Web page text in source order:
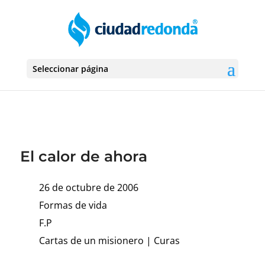
Seleccionar página
El calor de ahora
26 de octubre de 2006
Formas de vida
F.P
Cartas de un misionero | Curas